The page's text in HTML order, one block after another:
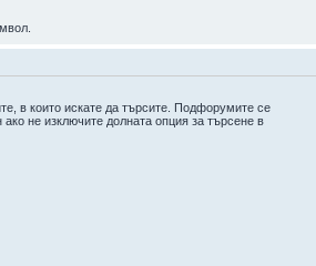
в които искате да търсите. Подфорумите се
не изключите долната опция за търсене в